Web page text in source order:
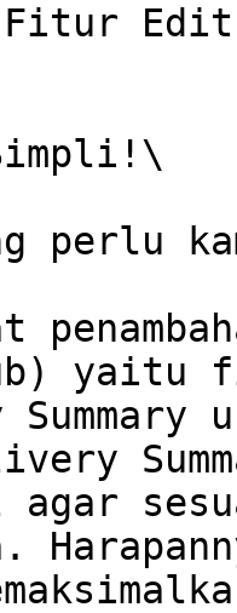
Fitur
perlu
yaitu
agar